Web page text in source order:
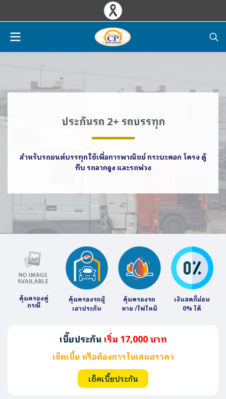
ประกันรถ 2+ รถบรรทุก
สำหรับรถยนต์บรรทุกใช้เพื่อการพาณิชย์ กระบะคอก โครง ตู้
ทึบ รถลากจูง และรถพ่วง
คุ้มครองคู่
กรณี
คุ้มครองรถผู้
เอาประกัน
คุ้มครองรถ
หาย /ไฟไหม้
เงินสดก็ผ่อน
0% ได้
เบี้ยประกัน เริ่ม 17,000 บาท
เช็คเบี้ย หรือต้องการใบเสนอราคา
เช็คเบี้ยประกัน